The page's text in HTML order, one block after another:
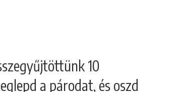
10
a párodat, és oszd